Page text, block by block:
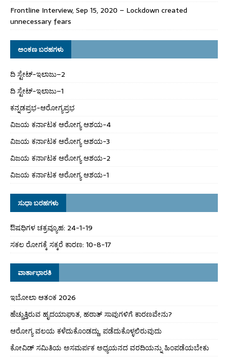
Frontline Interview, Sep 15, 2020 – Lockdown created
unnecessary fears
ಅಂಕಣ ಬರಹಗಳು
ದಿ ಸ್ಟೇಟ್‌-ಇಲಾಜು–2
ದಿ ಸ್ಟೇಟ್‌-ಇಲಾಜು–1
ಕನ್ನಡಪ್ರಭ-ಆರೋಗ್ಯಪ್ರಭ
ವಿಜಯ ಕರ್ನಾಟಕ ಆರೋಗ್ಯ ಆಶಯ-4
ವಿಜಯ ಕರ್ನಾಟಕ ಆರೋಗ್ಯ ಆಶಯ-3
ವಿಜಯ ಕರ್ನಾಟಕ ಆರೋಗ್ಯ ಆಶಯ-2
ವಿಜಯ ಕರ್ನಾಟಕ ಆರೋಗ್ಯ ಆಶಯ-1
ಸುಧಾ ಬರಹಗಳು
ಔಷಧಿಗಳ ಚಕ್ರವ್ಯೂಹ: 24-1-19
ಸಕಲ ರೋಗಕ್ಕೆ ಸಕ್ಕರೆ ಕಾರಣ: 10-8-17
ವಾರ್ತಾಭಾರತಿ
ಇಬೋಲಾ ಆತಂಕ 2026
ಹೆಚ್ಚುತ್ತಿರುವ ಹೃದಯಾಘಾತ, ಹಠಾತ್ ಸಾವುಗಳಿಗೆ ಕಾರಣವೇನು?
ಆರೋಗ್ಯ ವಲಯ ಕಳೆದುಕೊಂಡದ್ದು, ಪಡೆದುಕೊಳ್ಳಲಿರುವುದು
ಕೋವಿಡ್ ಸಮಿತಿಯ ಅಸಮರ್ಪಕ ಅಧ್ಯಯನದ ವರದಿಯನ್ನು ಹಿಂಪಡೆಯಬೇಕು